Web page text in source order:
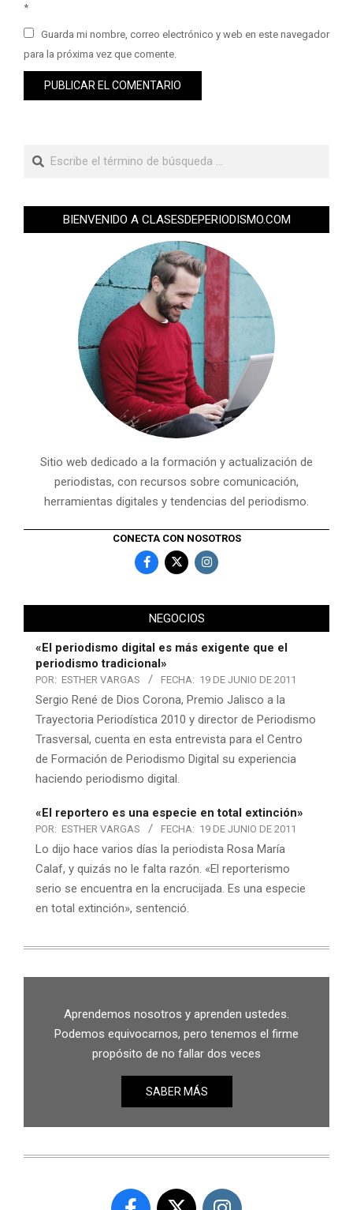
*
Guarda mi nombre, correo electrónico y web en este navegador
para la próxima vez que comente.
BIENVENIDO A CLASESDEPERIODISMO.COM
Sitio web dedicado a la formación y actualización de
periodistas, con recursos sobre comunicación,
herramientas digitales y tendencias del periodismo.
CONECTA CON NOSOTROS
NEGOCIOS
«El periodismo digital es más exigente que el
periodismo tradicional»
POR: ESTHER VARGAS FECHA: 19 DE JUNIO DE 2011
Sergio René de Dios Corona, Premio Jalisco a la
Trayectoria Periodística 2010 y director de Periodismo
Trasversal, cuenta en esta entrevista para el Centro
de Formación de Periodismo Digital su experiencia
haciendo periodismo digital.
«El reportero es una especie en total extinción»
POR: ESTHER VARGAS FECHA: 19 DE JUNIO DE 2011
Lo dijo hace varios días la periodista Rosa María
Calaf, y quizás no le falta razón. «El reporterismo
serio se encuentra en la encrucijada. Es una especie
en total extinción», sentenció.
Aprendemos nosotros y aprenden ustedes.
Podemos equivocarnos, pero tenemos el firme
propósito de no fallar dos veces
SABER MÁS